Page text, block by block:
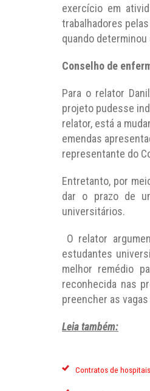
exercício em
trabalhadores
quando determinou
Conselho de
Para o relator
projeto pudesse
relator, está a
emendas
representante do
Entretanto, por
dar o prazo de
universitários.
O relator
estudantes
melhor remédio
reconhecida nas
preencher as
Leia também:
Contratos de